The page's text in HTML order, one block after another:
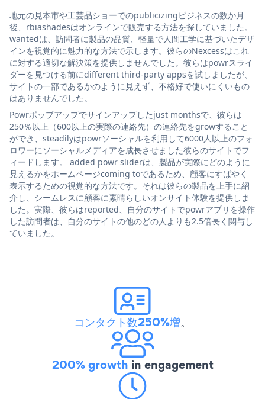
地元の見本市や工芸品ショーでのpublicizingビジネスの数か月
後、rbiashadesはオンラインで販売する方法を探していました。
wantedは、訪問者に製品の品質、軽量で人間工学に基づいたデザ
インを視覚的に魅力的な方法で示します。彼らのNexcessはこれ
に対する適切な解決策を提供しませんでした。彼らはpowrスライ
ダーを見つける前にdifferent third-party appsを試しましたが、
サイトの一部であるかのように見えず、不格好で使いにくいもの
はありませんでした。
Powrポップアップでサインアップしたjust monthsで、彼らは
250％以上（600以上の実際の連絡先）の連絡先をgrowすること
ができ、steadilyはpowrソーシャルを利用して6000人以上のフォ
ロワーにソーシャルメディアを成長させました彼らのサイトでフ
ィードします。 added powr sliderは、製品が実際にどのように
見えるかをホームページcoming toであるため、顧客にすばやく
表示するための視覚的な方法です。それは彼らの製品を上手に紹
介し、シームレスに顧客に素晴らしいオンサイト体験を提供しま
した。実際、彼らはreported、自分のサイトでpowrアプリを操作
した訪問者は、自分のサイトの他のどの人よりも2.5倍長く関与し
ていました。
コンタクト数250%増。
200% growth in engagement